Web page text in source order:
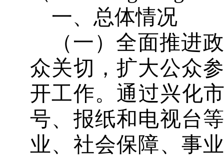
一、总体情况
（一）全面推进
众关切，扩大公众
开工作。通过兴化
号、报纸和电视台
业、社会保障、事